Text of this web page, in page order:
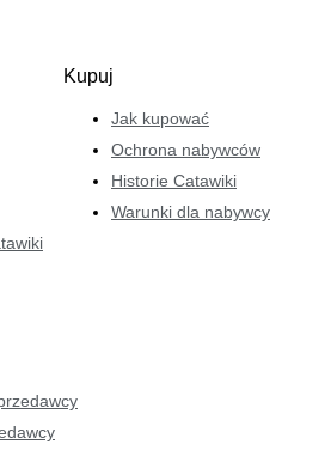
Kupuj
Jak kupować
Ochrona nabywców
Historie Catawiki
Warunki dla nabywcy